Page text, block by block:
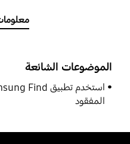
الموضوعات الشائعة
المفقود